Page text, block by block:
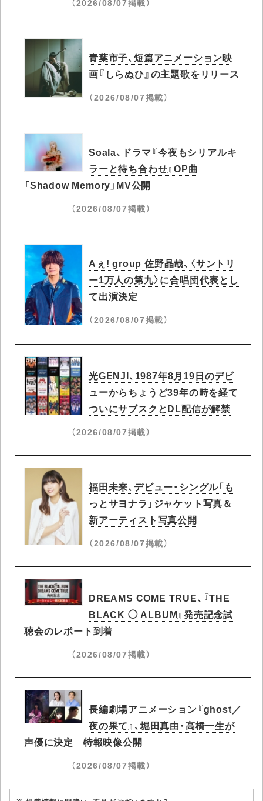
青葉市子、短篇アニメーション映
画『しらぬひ』の主題歌をリリース
（2026/08/07掲載）
Soala、ドラマ『今夜もシリアルキ
ラーと待ち合わせ』OP曲
「Shadow Memory」MV公開
（2026/08/07掲載）
Aぇ! group 佐野晶哉、〈サントリ
ー1万人の第九〉に合唱団代表とし
て出演決定
（2026/08/07掲載）
光GENJI、1987年8月19日のデビ
ューからちょうど39年の時を経て
ついにサブスクとDL配信が解禁
（2026/08/07掲載）
福田未来、デビュー・シングル「も
っとサヨナラ」ジャケット写真＆
新アーティスト写真公開
（2026/08/07掲載）
DREAMS COME TRUE、『THE
BLACK ◯ ALBUM』発売記念試
聴会のレポート到着
（2026/08/07掲載）
長編劇場アニメーション『ghost／
夜の果て』、堀田真由・高橋一生が
声優に決定 特報映像公開
（2026/08/07掲載）